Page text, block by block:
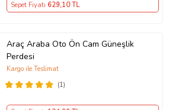
Sepet Fiyatı 629,10 TL
Araç Araba Oto Ön Cam Güneşlik
Perdesi
(1)
Kargo ile Teslimat